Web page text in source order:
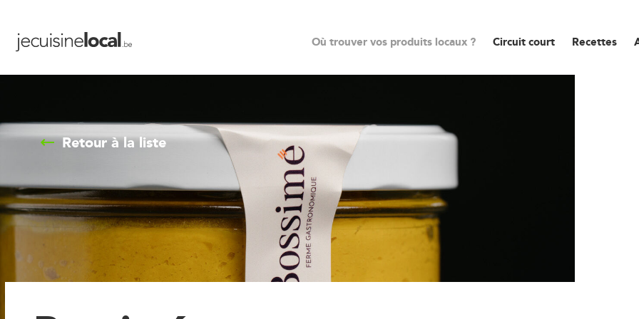
Où trouver vos produits locaux ? Circuit court Recettes
Retour à la liste